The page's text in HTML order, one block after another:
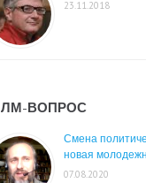
23.11.2018
ЛМ-ВОПРОС
Смена
новая
07.08.2020